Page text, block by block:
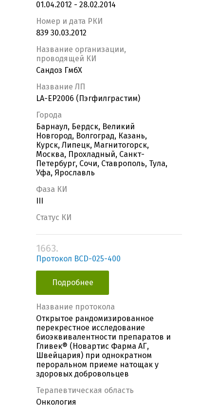
01.04.2012 - 28.02.2014
Номер и дата РКИ
839 30.03.2012
Название организации,
проводящей КИ
Сандоз ГмбХ
Название ЛП
LA-EP2006 (Пэгфилграстим)
Города
Барнаул, Бердск, Великий
Новгород, Волгоград, Казань,
Курск, Липецк, Магнитогорск,
Москва, Прохладный, Санкт-
Петербург, Сочи, Ставрополь, Тула,
Уфа, Ярославль
Фаза КИ
Статус КИ
1663.
Протокол BCD-025-400
Подробнее
Название протокола
Открытое рандомизированное
перекрестное исследование
биоэквивалентности препаратов и
Гливек® (Новартис Фарма АГ,
Швейцария) при однократном
пероральном приеме натощак у
здоровых добровольцев
Терапевтическая область
Онкология